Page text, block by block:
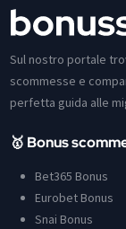
Sul nostro portale
scommesse e
perfetta guida alle
🥇 Bonus
Bet365 Bonus
Eurobet Bonus
Snai Bonus